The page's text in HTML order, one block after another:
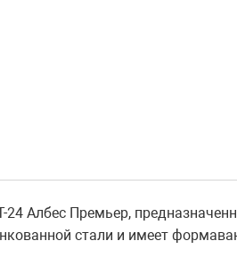
Албес Премьер,
стали и имеет